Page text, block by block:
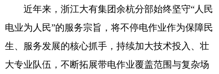
近年来，浙江大有集团余杭分部始终坚守“人民
电业为人民”的服务宗旨，将不停电作业作为保障民
生、服务发展的核心抓手，持续加大技术投入、壮
大专业队伍，不断拓展带电作业覆盖范围与复杂场